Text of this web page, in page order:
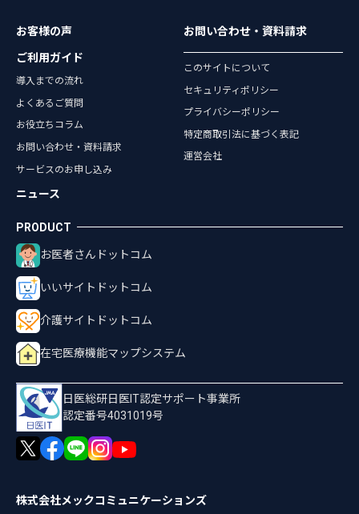
お客様の声
ご利用ガイド
導入までの流れ
よくあるご質問
お役立ちコラム
お問い合わせ・資料請求
サービスのお申し込み
ニュース
お問い合わせ・資料請求
このサイトについて
セキュリティポリシー
プライバシーポリシー
特定商取引法に基づく表記
運営会社
お医者さんドットコム
いいサイトドットコム
介護サイトドットコム
在宅医療機能マップシステム
日医総研日医IT認定サポート事業所
認定番号4031019号
株式会社メックコミュニケーションズ